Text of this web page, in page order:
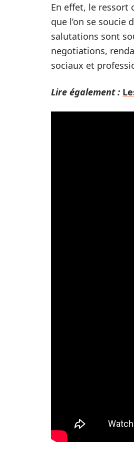
En effet, le ressort
que l’on se soucie
salutations sont
negotiations,
sociaux et
Lire également :